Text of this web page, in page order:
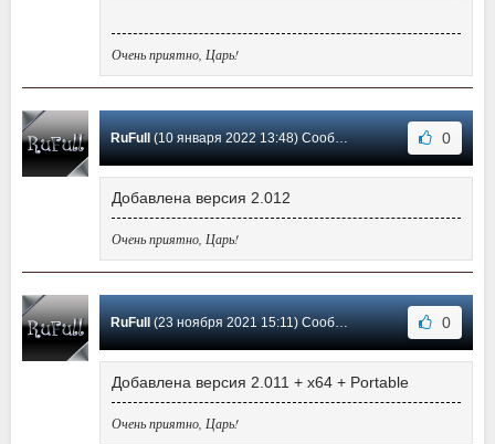
Очень приятно, Царь!
RuFull(10 января 2022 13:48) Сообщение #148 0
Добавлена версия 2.012
Очень приятно, Царь!
RuFull(23 ноября 2021 15:11) Сообщение #147 0
Добавлена версия 2.011 + x64 + Portable
Очень приятно, Царь!